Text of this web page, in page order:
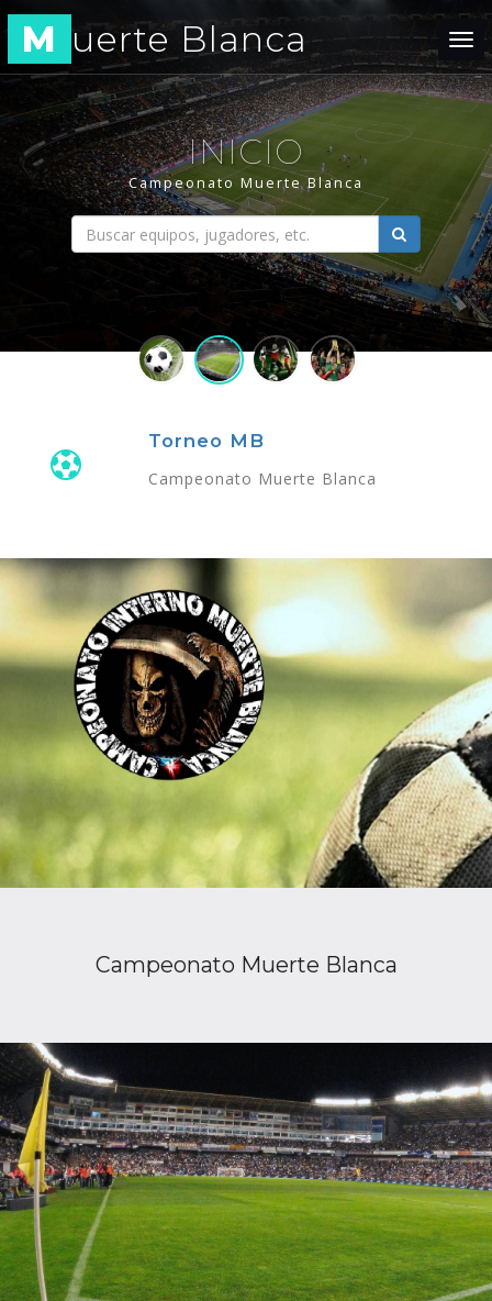
M uerte Blanca
INICIO
Campeonato Muerte Blanca
Torneo MB
Campeonato Muerte Blanca
Campeonato Muerte Blanca